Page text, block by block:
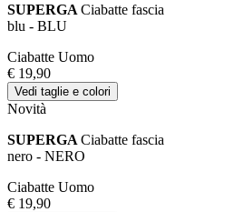
SUPERGA Ciabatte fascia
blu - BLU
Ciabatte Uomo
€ 19,90
Vedi taglie e colori
Novità
SUPERGA Ciabatte fascia
nero - NERO
Ciabatte Uomo
€ 19,90